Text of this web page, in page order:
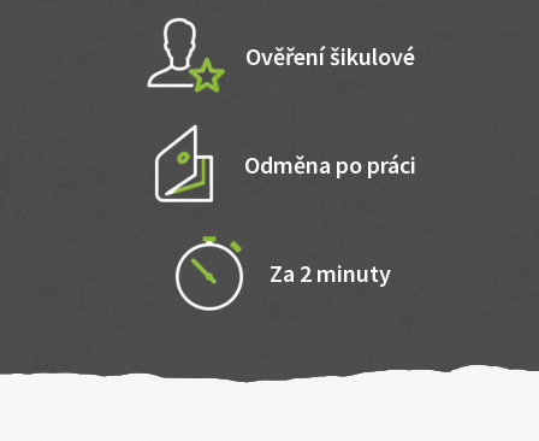
Ověření šikulové
Odměna po práci
Za 2 minuty